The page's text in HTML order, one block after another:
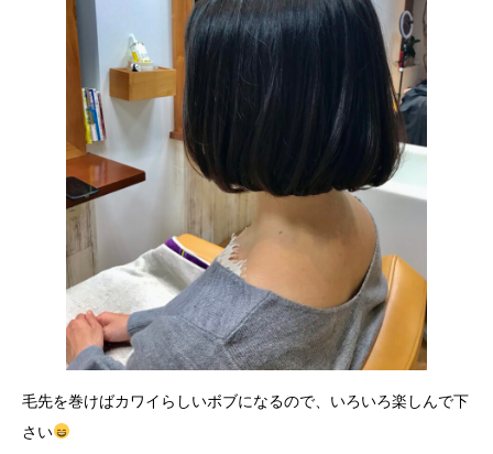
毛先を巻けばカワイらしいボブになるので、いろいろ楽しんで下
さい